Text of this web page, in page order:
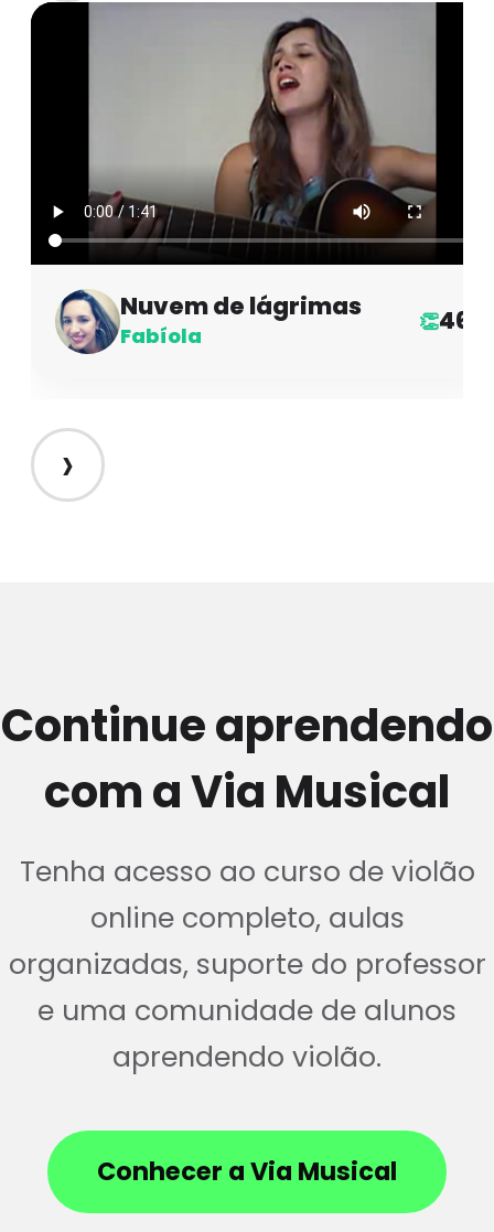
Nuvem de lágrimas
Fabíola
👏46
›
Continue aprendendo
com a Via Musical
Tenha acesso ao curso de violão
online completo, aulas
organizadas, suporte do professor
e uma comunidade de alunos
aprendendo violão.
Conhecer a Via Musical